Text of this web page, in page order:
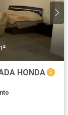
HONDA